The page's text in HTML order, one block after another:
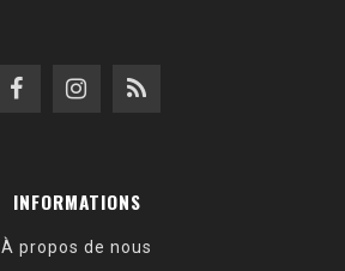
INFORMATIONS
À propos de nous